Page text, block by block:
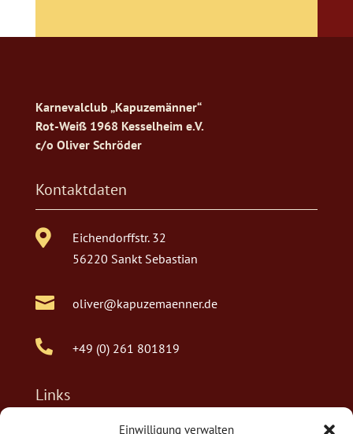
Einwilligung verwalten
Karnevalclub „Kapuzemänner“
Rot-Weiß 1968 Kesselheim e.V.
c/o Oliver Schröder
Kontaktdaten

Eichendorffstr. 32
56220 Sankt Sebastian
 oliver@kapuzemaenner.de
 +49 (0) 261 801819
Links